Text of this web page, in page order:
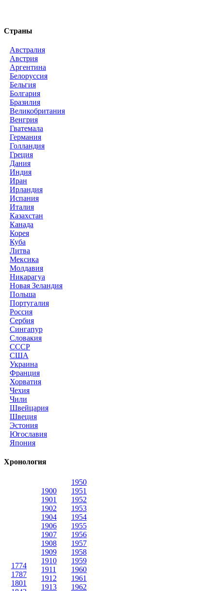
Страны
Австралия
Австрия
Аргентина
Белоруссия
Бельгия
Болгария
Бразилия
Великобритания
Венгрия
Гватемала
Германия
Голландия
Греция
Дания
Индия
Иран
Ирландия
Испания
Италия
Казахстан
Канада
Корея
Куба
Литва
Мексика
Молдавия
Никарагуа
Новая Зеландия
Польша
Португалия
Россия
Сербия
Сингапур
Словакия
СССР
США
Украина
Франция
Хорватия
Чехия
Чили
Швейцария
Швеция
Эстония
Югославия
Япония
Хронология
1774
1787
1801
1900
1901
1902
1904
1906
1907
1908
1909
1910
1911
1912
1913
1950
1951
1952
1953
1954
1955
1956
1957
1958
1959
1960
1961
1962